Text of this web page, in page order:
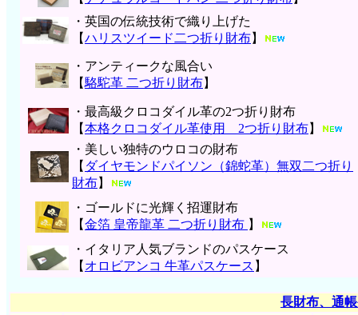
・英国の伝統技術で織り上げた
【ハリスツイード二つ折り財布】
・アンティークな風合い
【駱駝革 二つ折り財布】
・最高級クロコダイル革の2つ折り財布
【本格クロコダイル革使用 2つ折り財布】
・美しい独特のウロコの財布
【 ダイヤモンドパイソン（錦蛇革）無双二つ折り
財布】
・ゴールドに光輝く招運財布
【金箔 皇帝龍革 二つ折り財布 】
・イタリア人気ブランドのパスケース
【 オロビアンコ 牛革パスケース 】
長財布、通